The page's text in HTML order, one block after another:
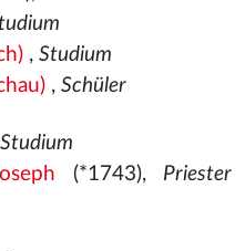
, Studium
, Schüler
Studium
(*1743), Priester